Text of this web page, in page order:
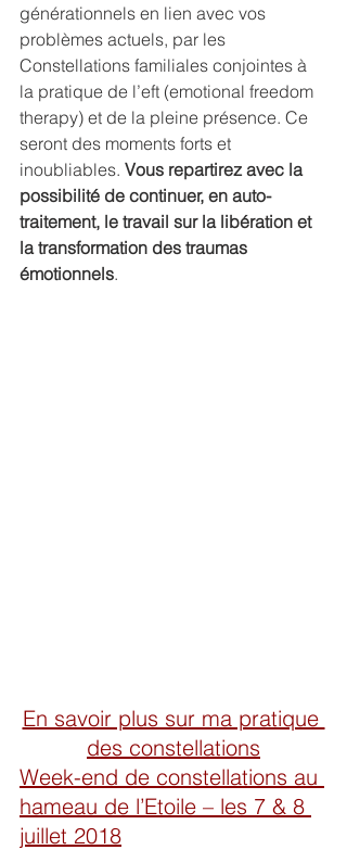
générationnels en lien avec vos
problèmes actuels, par les
Constellations familiales conjointes à
la pratique de l’eft (emotional freedom
therapy) et de la pleine présence. Ce
seront des moments forts et
inoubliables. Vous repartirez avec la
possibilité de continuer, en auto-
traitement, le travail sur la libération et
la transformation des traumas
émotionnels.
En savoir plus sur ma pratique
des constellations
Week-end de constellations au
hameau de l’Etoile – les 7 & 8
juillet 2018